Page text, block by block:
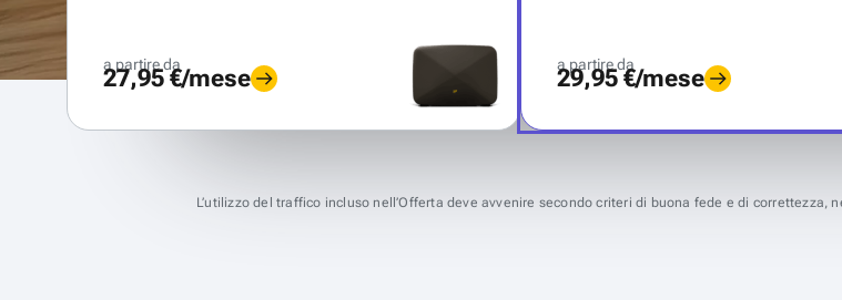
a partire da
27,95 €/mese a partire da
29,95 €/mese
L’utilizzo del traffico incluso nell’Offerta deve avvenire secondo criteri di buona fede e di correttezza,